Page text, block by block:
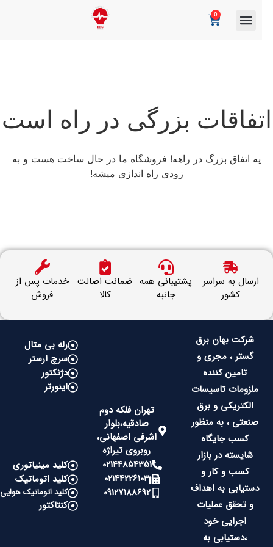
بزرگی در راه است
یه اتفاق بزرگ در راهه! فروشگاه ما در حال ساخت هست و به
زودی راه اندازی میشه!
ارسال به سراسر
کشور
پشتیبانی همه
جانبه
ضمانت اصالت
کالا
خدمات پس از
فروش
شرکت بهان برق
گستر ، مجری و
تامین کننده
ملزومات تاسیسات
الکتریکی و برق
صنعتی ، به منظور
کسب جایگاه
شایسته در بازار
کسب و کار و
دستیابی به اهداف
و تحقق عملیات
اجرایی خود
،دستیابی به
تهران فلکه دوم
صادقیه،بلوار
اشرفی اصفهانی،
روبروی تیراژه
02144854351
02144226103
09127188692
رله بی متال
سرچ ارستر
دژنکتور
اینورتر
کلید مینیاتوری
کلید اتوماتیک
کلید اتوماتیک هوایی
کنتاکتور